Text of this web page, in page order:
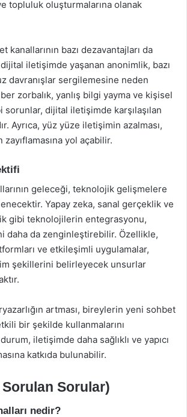
topluluk oluşturmalarına olanak
kanallarının bazı dezavantajları da
iletişimde yaşanan anonimlik, bazı
davranışlar sergilemesine neden
zorbalık, yanlış bilgi yayma ve kişisel
dijital iletişimde karşılaşılan
Ayrıca, yüz yüze iletişimin azalması,
yol açabilir.
geleceği, teknolojik gelişmelere
Yapay zeka, sanal gerçeklik ve
gibi teknolojilerin entegrasyonu,
daha da zenginleştirebilir. Özellikle,
ve etkileşimli uygulamalar,
şekillerini belirleyecek unsurlar
artması, bireylerin yeni sohbet
bir şekilde kullanmalarını
iletişimde daha sağlıklı ve yapıcı
katkıda bulunabilir.
Sorulan Sorular)
nedir?